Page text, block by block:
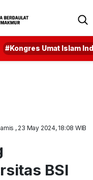
#Kongres Umat Islam
, 23 May 2024, 18:08 WIB
BSI